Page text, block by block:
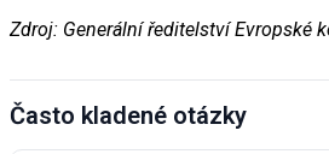
Zdroj: Generální ředitelství Evropské
Často kladené otázky